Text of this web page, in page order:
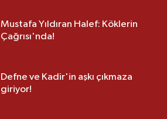
Mustafa Yıldıran Halef: Köklerin
Çağrısı'nda!
Defne ve Kadir'in aşkı çıkmaza
giriyor!